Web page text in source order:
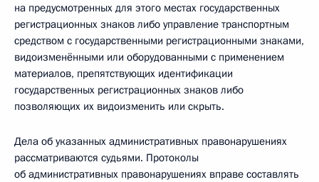
на предусмотренных для этого местах государственных
регистрационных знаков либо управление транспортным
средством с государственными регистрационными знаками,
видоизменёнными или оборудованными с применением
материалов, препятствующих идентификации
государственных регистрационных знаков либо
позволяющих их видоизменить или скрыть.
Дела об указанных административных правонарушениях
рассматриваются судьями. Протоколы
об административных правонарушениях вправе составлять